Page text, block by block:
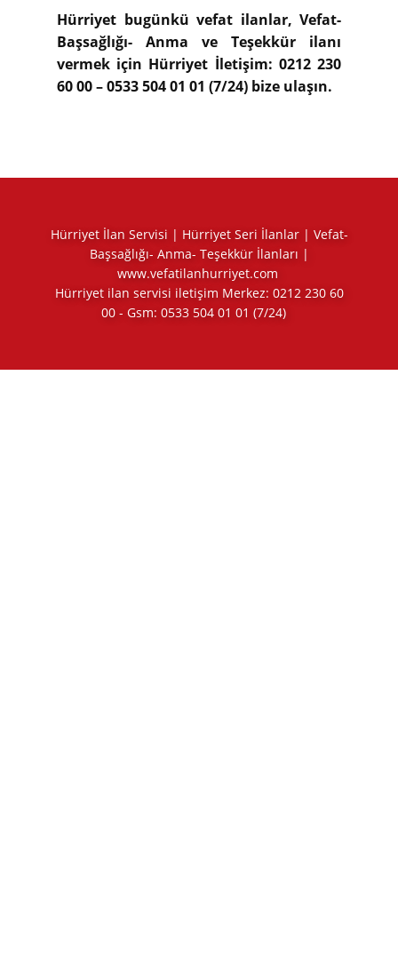
Hürriyet bugünkü vefat ilanlar, Vefat-
Başsağlığı- Anma ve Teşekkür ilanı
vermek için Hürriyet İletişim: 0212 230
60 00 – 0533 504 01 01 (7/24) bize ulaşın.
Hürriyet İlan Servisi | Hürriyet Seri İlanlar | Vefat-
Başsağlığı- Anma- Teşekkür İlanları |
www.vefatilanhurriyet.com
Hürriyet ilan servisi iletişim Merkez: 0212 230 60
00 - Gsm: 0533 504 01 01 (7/24)